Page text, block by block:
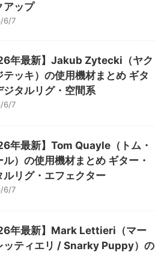
アップ
6/7
年最新】Jakub Zytecki（ヤク
テッキ）の使用機材まとめ ギタ
ジタルリグ・空間系
6/7
年最新】Tom Quayle（トム・
ル）の使用機材まとめ ギター・
ルリグ・エフェクター
6/7
年最新】Mark Lettieri（マー
ッティエリ / Snarky Puppy）の